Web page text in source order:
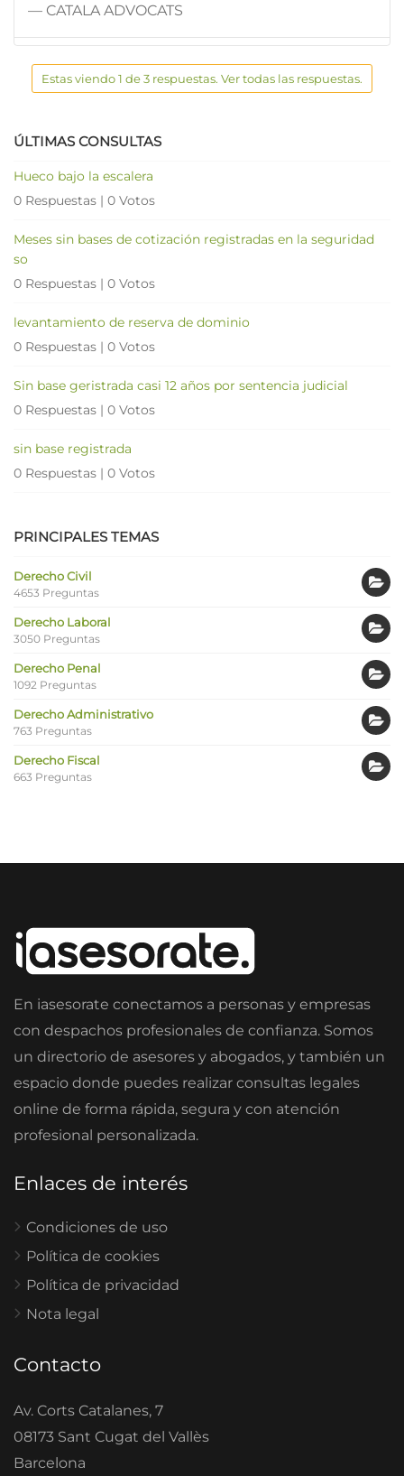
— CATALA ADVOCATS
Estas viendo 1 de 3 respuestas. Ver todas las respuestas.
ÚLTIMAS CONSULTAS
Hueco bajo la escalera
0 Respuestas | 0 Votos
Meses sin bases de cotización registradas en la seguridad
so
0 Respuestas | 0 Votos
levantamiento de reserva de dominio
0 Respuestas | 0 Votos
Sin base geristrada casi 12 años por sentencia judicial
0 Respuestas | 0 Votos
sin base registrada
0 Respuestas | 0 Votos
PRINCIPALES TEMAS
Derecho Civil
4653 Preguntas
Derecho Laboral
3050 Preguntas
Derecho Penal
1092 Preguntas
Derecho Administrativo
763 Preguntas
Derecho Fiscal
663 Preguntas
En iasesorate conectamos a personas y empresas
con despachos profesionales de confianza. Somos
un directorio de asesores y abogados, y también un
espacio donde puedes realizar consultas legales
online de forma rápida, segura y con atención
profesional personalizada.
Enlaces de interés
Condiciones de uso
Política de cookies
Política de privacidad
Nota legal
Contacto
Av. Corts Catalanes, 7
08173 Sant Cugat del Vallès
Barcelona